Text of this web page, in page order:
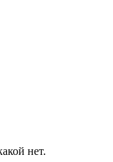
нет.